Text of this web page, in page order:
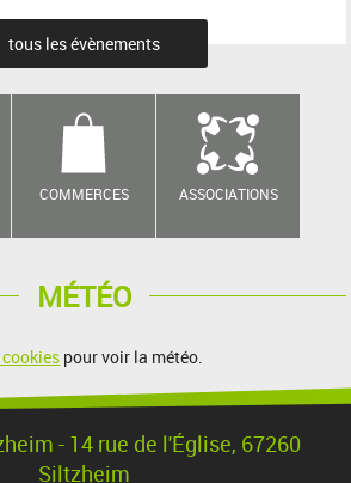
tous les évènements
COMMERCES ASSOCIATIONS
MÉTÉO
pour voir la météo.
- 14 rue de l'Église, 67260
Siltzheim